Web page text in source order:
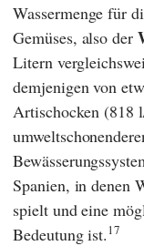
Wassermenge für
Gemüses, also der
Litern
demjenigen von
Artischocken (818
Spanien, in denen
spielt und eine
Bedeutung ist.17